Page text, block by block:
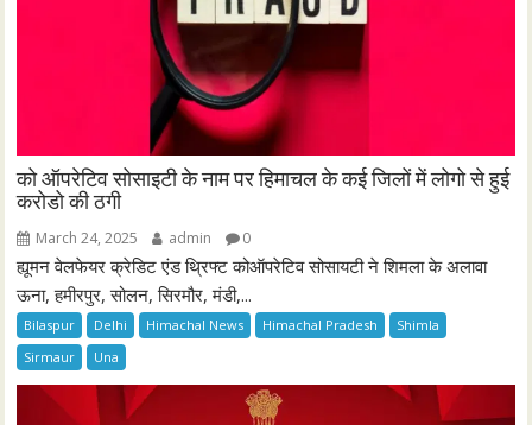
को ऑपरेटिव सोसाइटी के नाम पर हिमाचल के कई जिलों में लोगो से हुई
करोडो की ठगी
March 24, 2025 admin 0
ह्यूमन वेलफेयर क्रेडिट एंड थ्रिफ्ट कोऑपरेटिव सोसायटी ने शिमला के अलावा
ऊना, हमीरपुर, सोलन, सिरमौर, मंडी,...
Bilaspur Delhi Himachal News Himachal Pradesh
Shimla
Sirmaur
Una